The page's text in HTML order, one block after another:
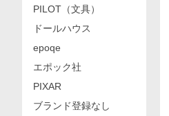
PILOT（文具）
ドールハウス
epoqe
エポック社
PIXAR
ブランド登録なし